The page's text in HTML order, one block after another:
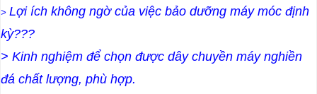
> Lợi ích không ngờ của việc bảo dưỡng máy móc định
kỳ???
> Kinh nghiệm để chọn được dây chuyền máy nghiền
đá chất lượng, phù hợp.